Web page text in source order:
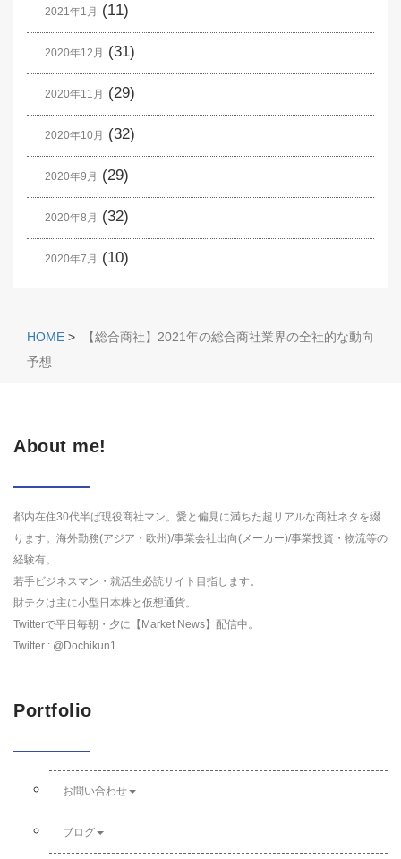
2021年1月 (11)
2020年12月 (31)
2020年11月 (29)
2020年10月 (32)
2020年9月 (29)
2020年8月 (32)
2020年7月 (10)
HOME >
【総合商社】2021年の総合商社業界の全社的な動向
予想
About me!
都内在住30代半ば現役商社マン。愛と偏見に満ちた超リアルな商社ネタを綴
ります。海外勤務(アジア・欧州)/事業会社出向(メーカー)/事業投資・物流等の
経験有。
若手ビジネスマン・就活生必読サイト目指します。
財テクは主に小型日本株と仮想通貨。
Twitterで平日毎朝・夕に【Market News】配信中。
Twitter : @Dochikun1
Portfolio
お問い合わせ
ブログ